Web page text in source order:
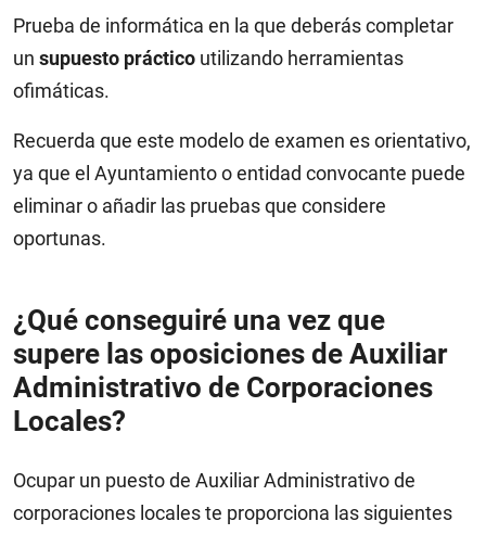
Prueba de informática en la que deberás completar
un supuesto práctico utilizando herramientas
ofimáticas.
Recuerda que este modelo de examen es orientativo,
ya que el Ayuntamiento o entidad convocante puede
eliminar o añadir las pruebas que considere
oportunas.
¿Qué conseguiré una vez que
supere las oposiciones de Auxiliar
Administrativo de Corporaciones
Locales?
Ocupar un puesto de Auxiliar Administrativo de
corporaciones locales te proporciona las siguientes